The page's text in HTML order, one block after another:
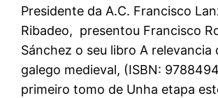
Presidente da A.C. Francisco
Ribadeo, presentou Francisco
Sánchez o seu libro A relevancia
galego medieval, (ISBN:
primeiro tomo de Unha etapa